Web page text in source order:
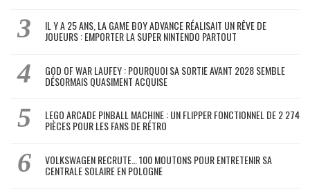
IL Y A 25 ANS, LA GAME BOY ADVANCE RÉALISAIT UN RÊVE DE
JOUEURS : EMPORTER LA SUPER NINTENDO PARTOUT
GOD OF WAR LAUFEY : POURQUOI SA SORTIE AVANT 2028 SEMBLE
DÉSORMAIS QUASIMENT ACQUISE
LEGO ARCADE PINBALL MACHINE : UN FLIPPER FONCTIONNEL DE 2 274
PIÈCES POUR LES FANS DE RÉTRO
VOLKSWAGEN RECRUTE… 100 MOUTONS POUR ENTRETENIR SA
CENTRALE SOLAIRE EN POLOGNE